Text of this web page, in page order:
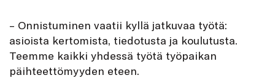
– Onnistuminen vaatii kyllä jatkuvaa työtä:
asioista kertomista, tiedotusta ja koulutusta.
Teemme kaikki yhdessä työtä työpaikan
päihteettömyyden eteen.